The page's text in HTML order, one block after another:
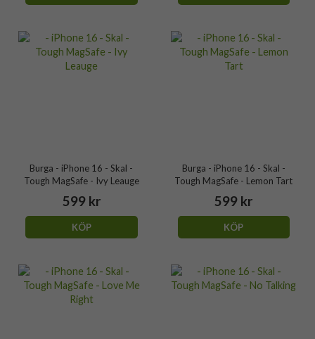
Burga - iPhone 16 - Skal -
Tough MagSafe - Ivy Leauge
599 kr
KÖP
Burga - iPhone 16 - Skal -
Tough MagSafe - Lemon Tart
599 kr
KÖP